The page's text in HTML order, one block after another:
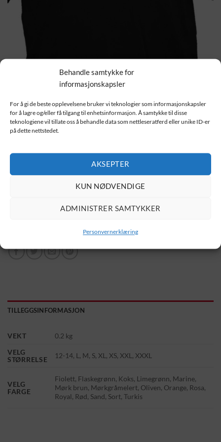
Behandle samtykke for
informasjonskapsler
For å gi de beste opplevelsene bruker vi teknologier som informasjonskapsler
for å lagre og/eller få tilgang til enhetsinformasjon. Å samtykke til disse
teknologiene vil tillate oss å behandle data som nettleseratferd eller unike ID-er
på dette nettstedet.
AKSEPTER
KUN NØDVENDIGE
ADMINISTRER SAMTYKKER
Personvernerklæring
T-SKJORTER / SPILL/PC
kr229.00
TILLEGGSINFORMASJON
VEKT
0.2 kg
VELG
STØRRELSE
12-14, L, M, S, XL, XS, XXL, XXXL
VELG
FARGE
Fiolett, Flaskegrønn, Koks, Limegrønn, Marine,
Mørk brun, Mørkgråmelert, Oliven, Orange, Rosa,
Royal, Rød, Sand, Sort, Turkis